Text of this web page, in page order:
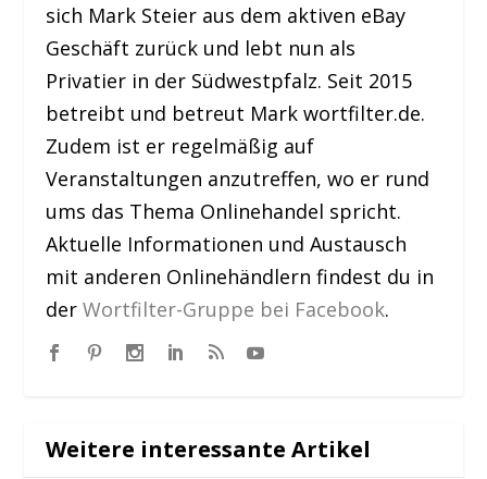
sich Mark Steier aus dem aktiven eBay
Geschäft zurück und lebt nun als
Privatier in der Südwestpfalz. Seit 2015
betreibt und betreut Mark wortfilter.de.
Zudem ist er regelmäßig auf
Veranstaltungen anzutreffen, wo er rund
ums das Thema Onlinehandel spricht.
Aktuelle Informationen und Austausch
mit anderen Onlinehändlern findest du in
derWortfilter-Gruppe bei Facebook.
Weitere interessante Artikel